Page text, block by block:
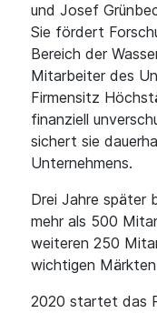
und Josef
Sie fördert
Bereich der
Mitarbeiter des
Firmensitz
finanziell
sichert sie
Unternehmens.
Drei Jahre später
mehr als 500
weiteren 250
wichtigen
2020 startet das